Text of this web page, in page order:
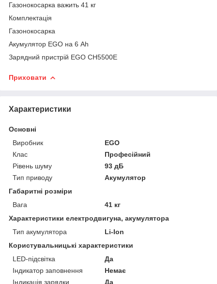
Газонокосарка важить 41 кг
Комплектація
Газонокосарка
Акумулятор EGO на 6 Ah
Зарядний пристрій EGO СН5500Е
Приховати
Характеристики
Основні
Виробник
EGO
Клас
Професійний
Рівень шуму
93 дБ
Тип приводу
Акумулятор
Габаритні розміри
Вага
41 кг
Характеристики електродвигуна, акумулятора
Тип акумулятора
Li-Ion
Користувальницькі характеристики
LED-підсвітка
Да
Індикатор заповнення
Немає
Індикація зарядки
Да